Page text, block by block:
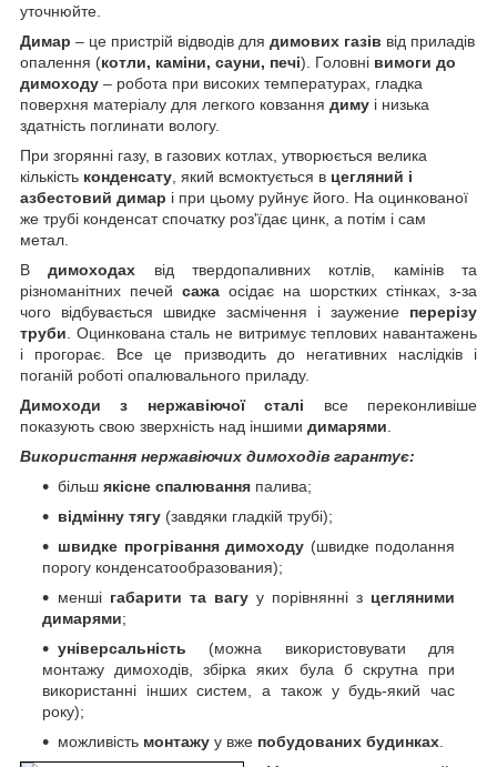
уточнюйте.
Димар – це пристрій відводів для димових газів від приладів
опалення (котли, каміни, сауни, печі). Головні вимоги до
димоходу – робота при високих температурах, гладка
поверхня матеріалу для легкого ковзання диму і низька
здатність поглинати вологу.
При згорянні газу, в газових котлах, утворюється велика
кількість конденсату , який всмоктується в цегляний і
азбестовий димар і при цьому руйнує його. На оцинкованої
же трубі конденсат спочатку роз'їдає цинк, а потім і сам
метал.
Вдимоходах від твердопаливних котлів, камінів та
різноманітних печей сажа осідає на шорстких стінках, з-за
чого відбувається швидке засмічення і заужение перерізу
труби . Оцинкована сталь не витримує теплових навантажень
і прогорає. Все це призводить до негативних наслідків і
поганій роботі опалювального приладу.
Димоходи з нержавіючої сталі все переконливіше
показують свою зверхність над іншими димарями
Використання нержавіючих димоходів гарантує:
більш якісне спалювання палива;
відмінну тягу (завдяки гладкій трубі);
швидке прогрівання димоходу (швидке подолання
порогу конденсатообразования);
менші габарити та вагу у порівнянні з цегляними
димарями;
універсальність (можна використовувати для
монтажу димоходів, збірка яких була б скрутна при
використанні інших систем, а також у будь-який час
року);
можливість монтажу у вже побудованих будинках